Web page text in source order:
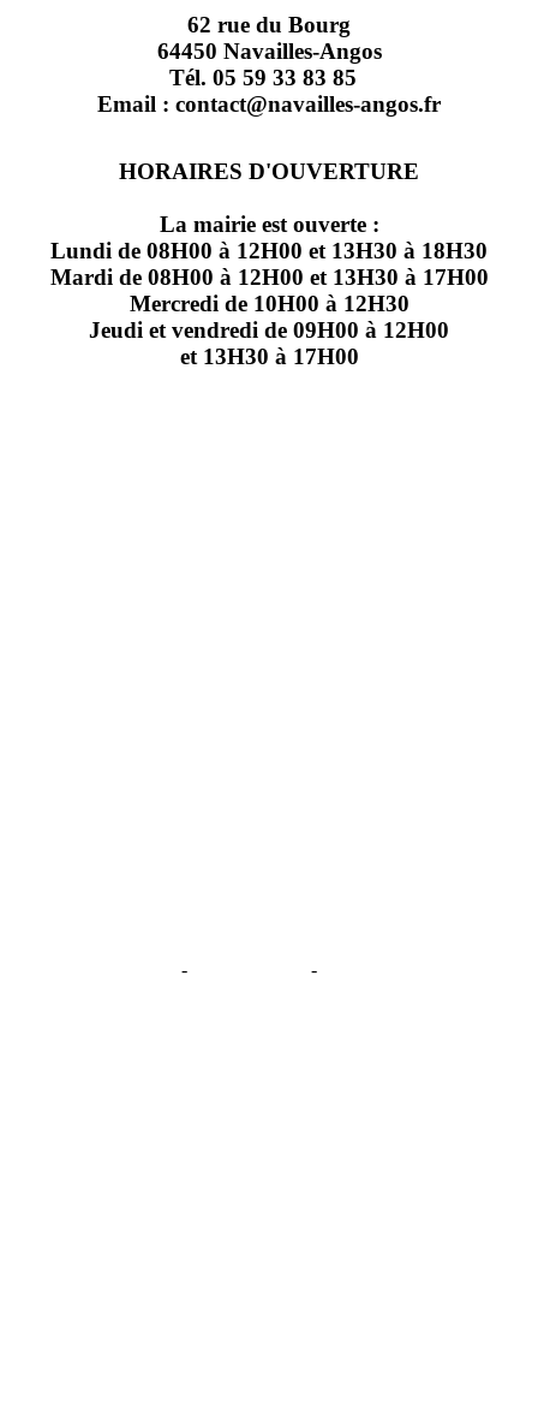
62 rue du Bourg
64450 Navailles-Angos
Tél. 05 59 33 83 85
Email : contact@navailles-angos.fr
HORAIRES D'OUVERTURE
La mairie est ouverte :
Lundi de 08H00 à 12H00 et 13H30 à 18H30
Mardi de 08H00 à 12H00 et 13H30 à 17H00
Mercredi de 10H00 à 12H30
Jeudi et vendredi de 09H00 à 12H00
et 13H30 à 17H00
- -